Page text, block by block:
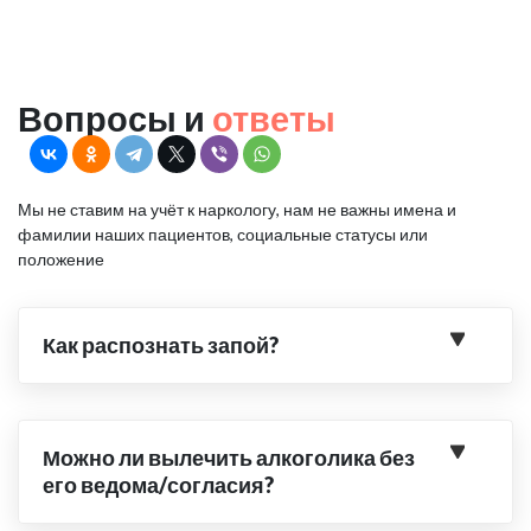
Вопросы и ответы
Мы не ставим на учёт к наркологу, нам не важны имена и
фамилии наших пациентов, социальные статусы или
положение
Как распознать запой?
Можно ли вылечить алкоголика без
его ведома/согласия?